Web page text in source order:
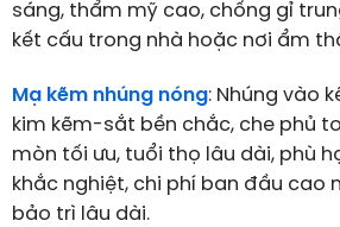
sáng, thẩm mỹ cao, chống gỉ
kết cấu trong nhà hoặc nơi ẩm
Mạ kẽm nhúng nóng: Nhúng vào
kim kẽm-sắt bền chắc, che phủ
mòn tối ưu, tuổi thọ lâu dài, phù
khắc nghiệt, chi phí ban đầu cao
bảo trì lâu dài.